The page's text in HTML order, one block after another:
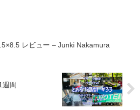
レビュー – Junki Nakamura
週間